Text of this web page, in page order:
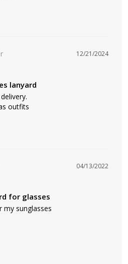
12/21/2024
lanyard
outfits
04/13/2022
for glasses
my sunglasses